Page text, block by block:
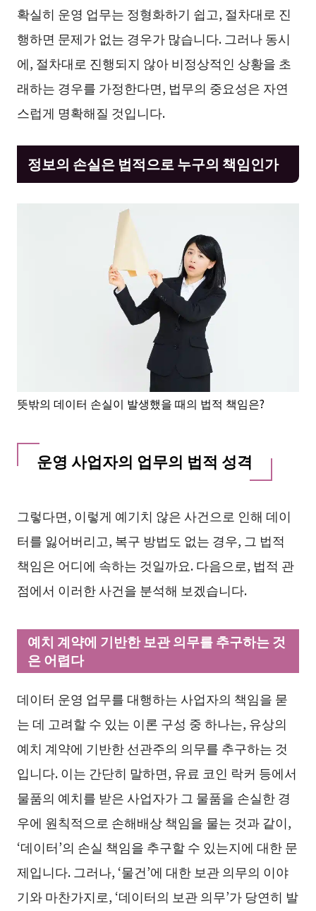
확실히 운영 업무는 정형화하기 쉽고, 절차대로 진
행하면 문제가 없는 경우가 많습니다. 그러나 동시
에, 절차대로 진행되지 않아 비정상적인 상황을 초
래하는 경우를 가정한다면, 법무의 중요성은 자연
스럽게 명확해질 것입니다.
정보의 손실은 법적으로 누구의 책임인가
뜻밖의 데이터 손실이 발생했을 때의 법적 책임은?
운영 사업자의 업무의 법적 성격
그렇다면, 이렇게 예기치 않은 사건으로 인해 데이
터를 잃어버리고, 복구 방법도 없는 경우, 그 법적
책임은 어디에 속하는 것일까요. 다음으로, 법적 관
점에서 이러한 사건을 분석해 보겠습니다.
예치 계약에 기반한 보관 의무를 추구하는 것
은 어렵다
데이터 운영 업무를 대행하는 사업자의 책임을 묻
는 데 고려할 수 있는 이론 구성 중 하나는, 유상의
예치 계약에 기반한 선관주의 의무를 추구하는 것
입니다. 이는 간단히 말하면, 유료 코인 락커 등에서
물품의 예치를 받은 사업자가 그 물품을 손실한 경
우에 원칙적으로 손해배상 책임을 물는 것과 같이,
‘데이터’의 손실 책임을 추구할 수 있는지에 대한 문
제입니다. 그러나, ‘물건’에 대한 보관 의무의 이야
기와 마찬가지로, ‘데이터의 보관 의무’가 당연히 발